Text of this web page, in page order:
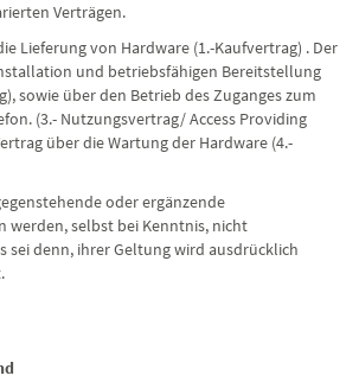
Verträgen.
Lieferung von Hardware (1.-Kaufvertrag) . Der
und betriebsfähigen Bereitstellung
sowie über den Betrieb des Zuganges zum
(3.- Nutzungsvertrag/ Access Providing
über die Wartung der Hardware (4.-
oder ergänzende
werden, selbst bei Kenntnis, nicht
sei denn, ihrer Geltung wird ausdrücklich